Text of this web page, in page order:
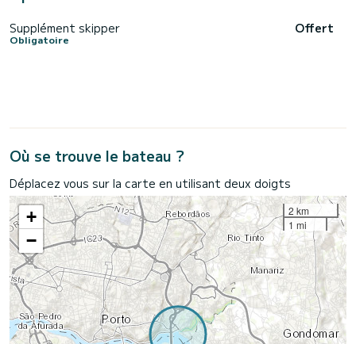
Supplément skipper
Obligatoire
Offert
Où se trouve le bateau ?
Déplacez vous sur la carte en utilisant deux doigts
+
−
2 km
1 mi